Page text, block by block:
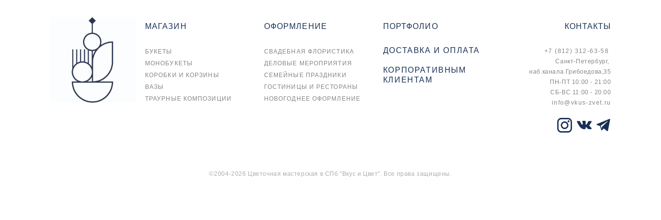
МАГАЗИН
БУКЕТЫ
МОНОБУКЕТЫ
КОРОБКИ И КОРЗИНЫ
ВАЗЫ
ТРАУРНЫЕ КОМПОЗИЦИИ
ОФОРМЛЕНИЕ
СВАДЕБНАЯ ФЛОРИСТИКА
ДЕЛОВЫЕ МЕРОПРИЯТИЯ
СЕМЕЙНЫЕ ПРАЗДНИКИ
ГОСТИНИЦЫ И РЕСТОРАНЫ
НОВОГОДНЕЕ ОФОРМЛЕНИЕ
ПОРТФОЛИО
ДОСТАВКА И ОПЛАТА
КОРПОРАТИВНЫМ
КЛИЕНТАМ
КОНТАКТЫ
+7 (812) 312-63-58
Санкт-Петербург,
наб.канала Грибоедова,35
ПН-ПТ 10:00 - 21:00
СБ-ВС 11:00 - 20:00
info@vkus-zvet.ru
©2004-2026 Цветочная мастерская в СПб "Вкус и Цвет". Все права защищены.